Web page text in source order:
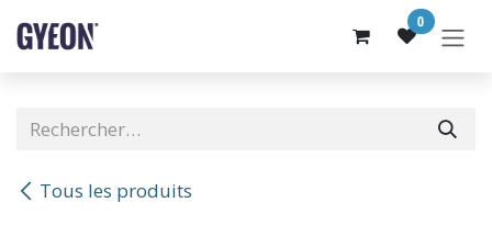
0
Tous les produits